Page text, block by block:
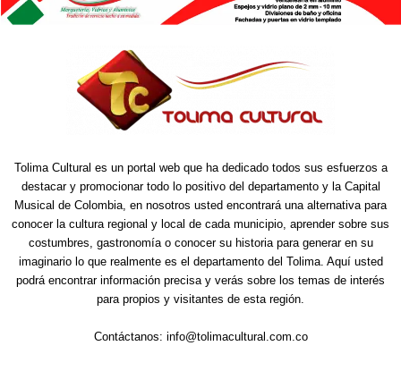
Tolima Cultural es un portal web que ha dedicado todos sus esfuerzos a
destacar y promocionar todo lo positivo del departamento y la Capital
Musical de Colombia, en nosotros usted encontrará una alternativa para
conocer la cultura regional y local de cada municipio, aprender sobre sus
costumbres, gastronomía o conocer su historia para generar en su
imaginario lo que realmente es el departamento del Tolima. Aquí usted
podrá encontrar información precisa y verás sobre los temas de interés
para propios y visitantes de esta región.
Contáctanos: info@tolimacultural.com.co